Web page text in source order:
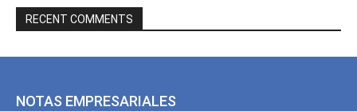
RECENT COMMENTS
NOTAS EMPRESARIALES